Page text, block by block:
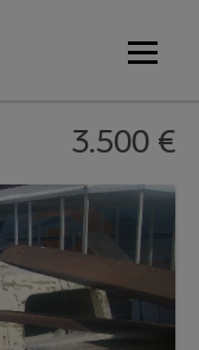
3.500 €